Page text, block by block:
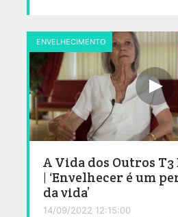
ENVELHECIMENTO
A Vida dos Outros T3
| ‘Envelhecer é um
da vida’
14/09/2022 12:15:00